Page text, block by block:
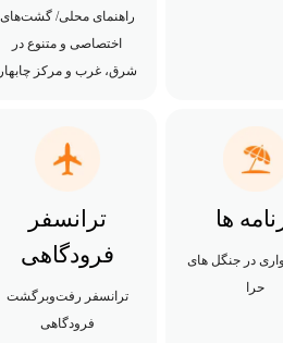
راهنمای محلی/ گشت‌های
اختصاصی و متنوع در
شرق، غرب و مرکز چابهار
ها
در جنگل های
حرا
ترانسفر
فرودگاهی
ترانسفر رفت‌وبرگشت
فرودگاهی